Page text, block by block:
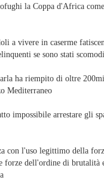
la Coppa d'Africa
a vivere in caserme
se sono stati
ha riempito di oltre
Mediterraneo
impossibile arrestare gli
con l'uso legittimo della
forze dell'ordine di brutalità